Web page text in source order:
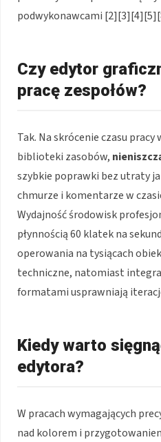
podwykonawcami
Czy edytor
pracę zespołów?
Tak. Na skrócenie czasu
biblioteki zasobów,
szybkie poprawki bez utraty
chmurze i komentarze w
Wydajność środowisk
płynnością 60 klatek na
operowania na tysiącach
techniczne, natomiast
formatami usprawniają
Kiedy warto
edytora?
W pracach wymagających
nad kolorem i